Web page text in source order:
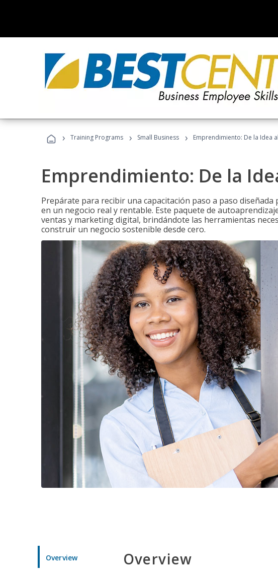
› Training Programs › Small Business › Emprendimiento: De la Idea
Emprendimiento: De la
Prepárate para recibir una capacitación paso a paso
en un negocio real y rentable. Este paquete de
ventas y marketing digital, brindándote las herramientas
construir un negocio sostenible desde cero.
Overview Overview